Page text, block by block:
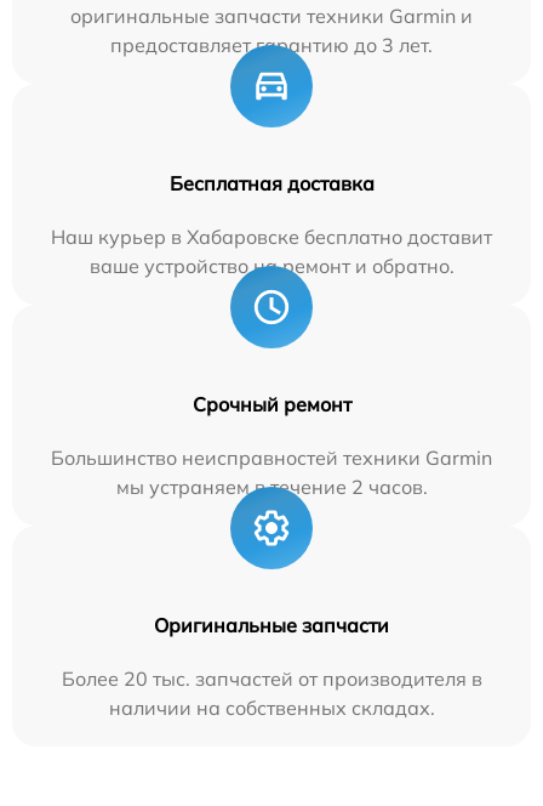
оригинальные запчасти техники Garmin и
предоставляет гарантию до 3 лет.
Бесплатная доставка
Наш курьер в Хабаровске бесплатно доставит
ваше устройство на ремонт и обратно.
Срочный ремонт
Большинство неисправностей техники Garmin
мы устраняем в течение 2 часов.
Оригинальные запчасти
Более 20 тыс. запчастей от производителя в
наличии на собственных складах.